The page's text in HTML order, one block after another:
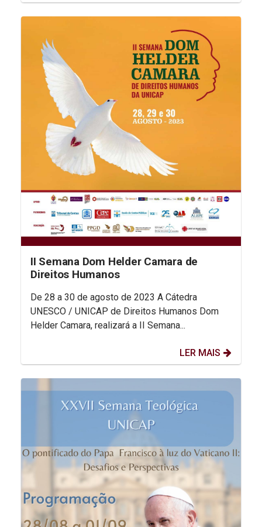
II Semana Dom Helder Camara de
Direitos Humanos
De 28 a 30 de agosto de 2023 A Cátedra
UNESCO / UNICAP de Direitos Humanos Dom
Helder Camara, realizará a II Semana...
LER MAIS